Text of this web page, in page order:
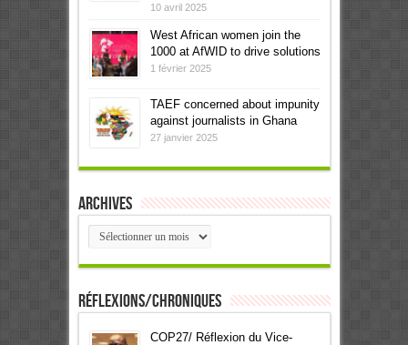
10 avril 2025
West African women join the
1000 at AfWID to drive solutions
1 février 2025
TAEF concerned about impunity
against journalists in Ghana
27 janvier 2025
Archives
Archives
Réflexions/Chroniques
COP27/ Réflexion du Vice-